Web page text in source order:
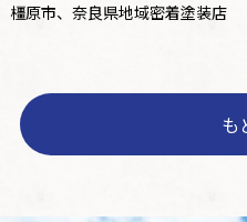
橿原市、奈良県地域密着塗装店
も